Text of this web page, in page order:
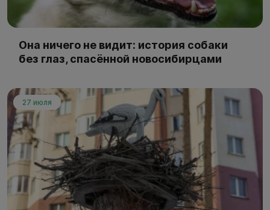
Она ничего не видит: история собаки
без глаз, спасённой новосибирцами
27 июля